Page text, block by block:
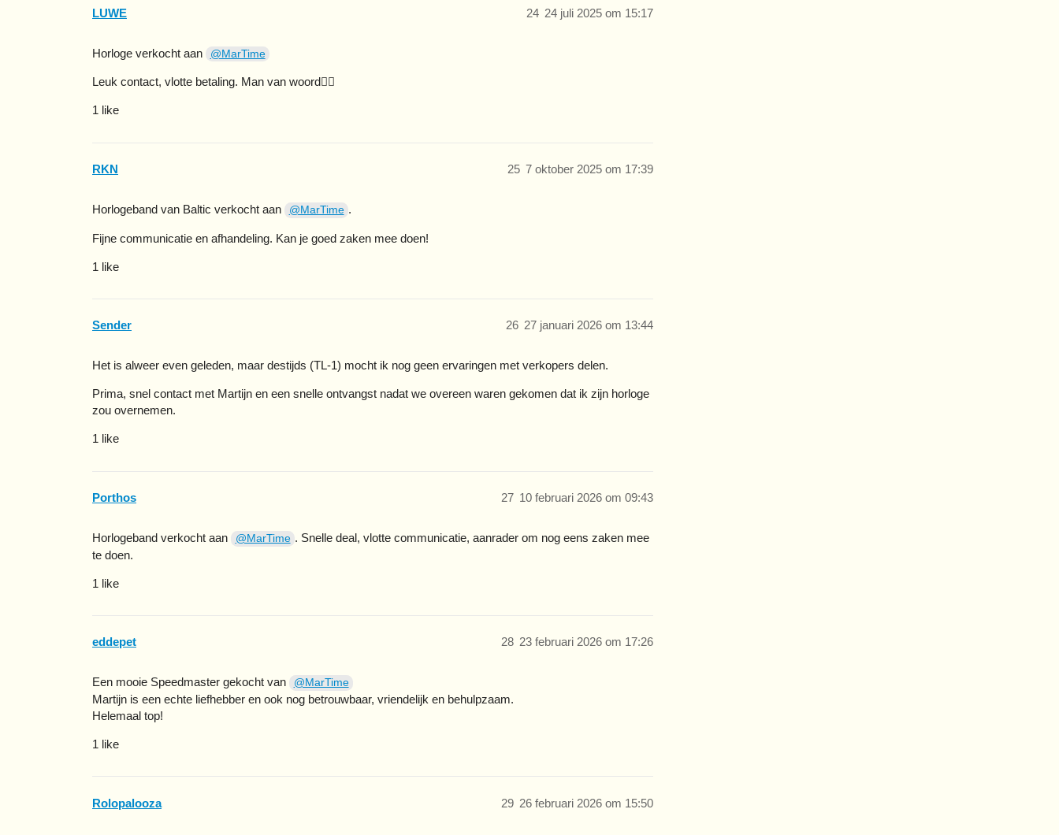
LUWE 24 juli 2025 om 15:17
24
Horloge verkocht aan @MarTime
Leuk contact, vlotte betaling. Man van woord👍🏼
1 like
RKN 7 oktober 2025 om 17:39
25
Horlogeband van Baltic verkocht aan @MarTime .
Fijne communicatie en afhandeling. Kan je goed zaken mee doen!
1 like
Sender 27 januari 2026 om 13:44
26
Het is alweer even geleden, maar destijds (TL-1) mocht ik nog geen ervaringen met verkopers delen.
Prima, snel contact met Martijn en een snelle ontvangst nadat we overeen waren gekomen dat ik zijn horloge
zou overnemen.
1 like
Porthos 10 februari 2026 om 09:43
27
Horlogeband verkocht aan @MarTime . Snelle deal, vlotte communicatie, aanrader om nog eens zaken mee
te doen.
1 like
eddepet 23 februari 2026 om 17:26
28
Een mooie Speedmaster gekocht van @MarTime
Martijn is een echte liefhebber en ook nog betrouwbaar, vriendelijk en behulpzaam.
Helemaal top!
1 like
Rolopalooza 26 februari 2026 om 15:50
29